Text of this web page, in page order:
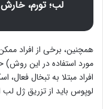
لب؛ تورم،
همچنین، برخی از افراد
مورد استفاده در این
افراد مبتلا به تبخال
لوپوس باید از تزریق ژل لب